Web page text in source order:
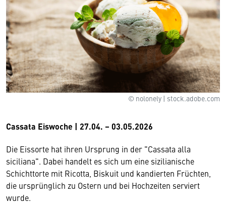
© nolonely | stock.adobe.com
Cassata Eiswoche | 27.04. – 03.05.2026
Die Eissorte hat ihren Ursprung in der "Cassata alla
siciliana". Dabei handelt es sich um eine sizilianische
Schichttorte mit Ricotta, Biskuit und kandierten Früchten,
die ursprünglich zu Ostern und bei Hochzeiten serviert
wurde.